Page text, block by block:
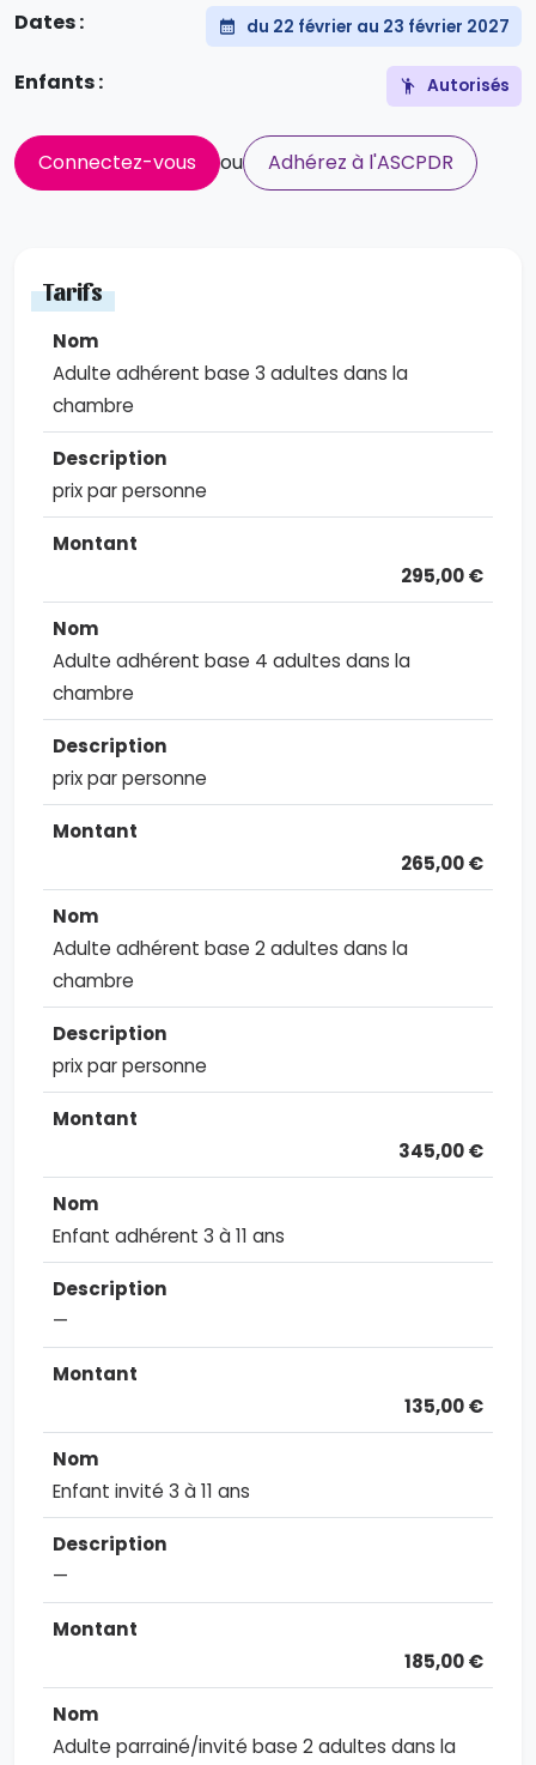
Dates : du 22 février au 23 février 2027
Enfants : Autorisés
Connectez-vous ou Adhérez à l'ASCPDR
Tarifs
Adulte adhérent base 3 adultes dans la
chambre
prix par personne
295,00 €
Adulte adhérent base 4 adultes dans la
chambre
prix par personne
265,00 €
Adulte adhérent base 2 adultes dans la
chambre
prix par personne
345,00 €
Enfant adhérent 3 à 11 ans
—
135,00 €
Enfant invité 3 à 11 ans
—
185,00 €
Adulte parrainé/invité base 2 adultes dans la